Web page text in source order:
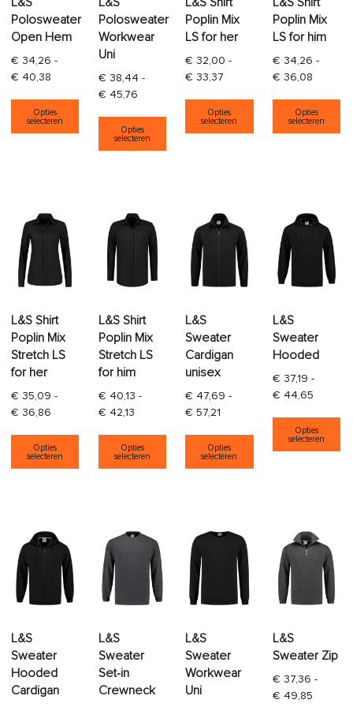
Polosweater
Open Hem
€ 34,26 -
€ 40,38 Prijsklasse: € 34,26 tot € 40,38
Opties
selecteren
Dit product heeft meerdere variaties. Deze optie
Polosweater
Workwear
Uni
€ 38,44 -
€ 45,76Prijsklasse: € 38,44 tot € 45,76
Opties
selecteren
Dit product heeft meerdere
Poplin Mix
LS for her
€ 32,00 -
€ 33,37 Prijsklasse: € 32,00 tot €
Opties
selecteren
Dit product heeft
Poplin Mix
LS for him
€ 34,26 -
€ 36,08
Opties
selecteren
L&S Shirt
Poplin Mix
Stretch LS
for her
€ 35,09 -
€ 36,86 Prijsklasse: € 35,09 tot € 36,86
Opties
selecteren
Dit product heeft meerdere variaties. Deze optie
L&S Shirt
Poplin Mix
Stretch LS
for him
€ 40,13 -
€ 42,13Prijsklasse: € 40,13 tot € 42,13
Opties
selecteren
Dit product heeft meerdere
L&S
Sweater
Cardigan
unisex
€ 47,69 -
€ 57,21
Opties
selecteren
Dit product heeft
L&S
Sweater
Hooded
€ 37,19 -
€ 44,65
Opties
selecteren
L&S
Sweater
Hooded
Cardigan
L&S
Sweater
Set-in
Crewneck
L&S
Sweater
Workwear
Uni
L&S
Sweater Zip
€ 37,36 -
€ 49,85